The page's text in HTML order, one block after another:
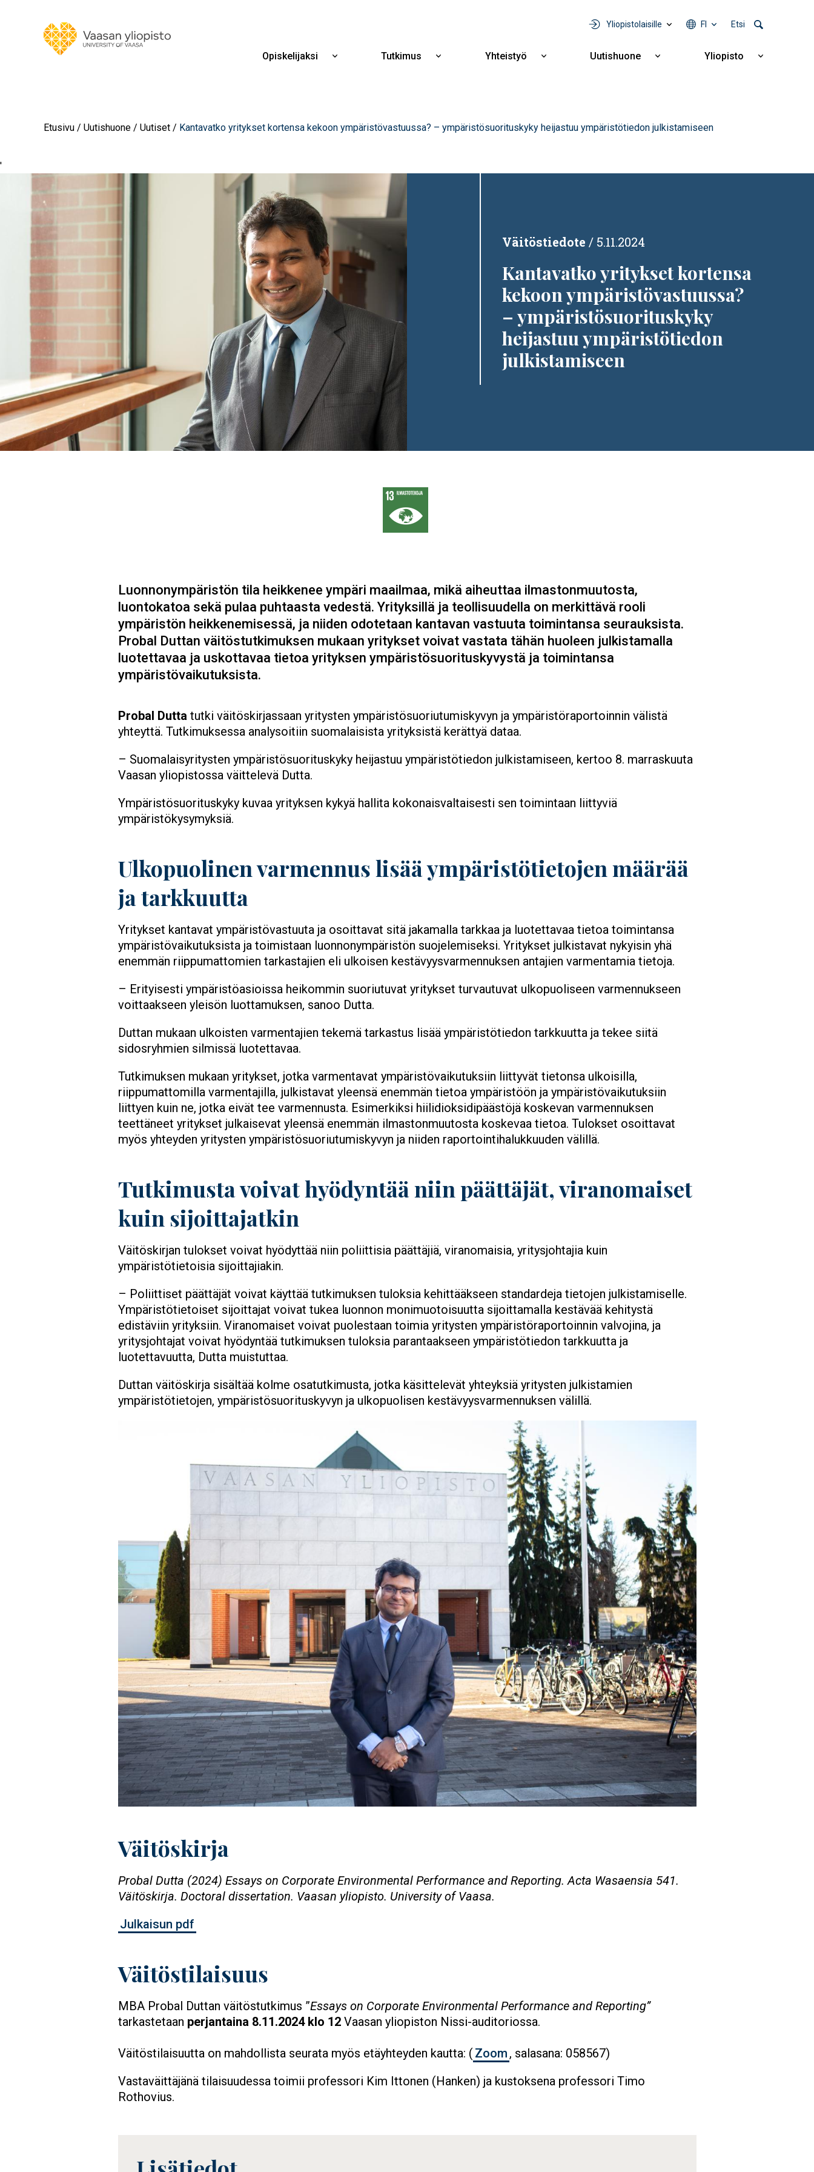
Yliopistolaisille FI Etsi
Opiskelijaksi
Näytä
Tutkimus
Näytä
Yhteistyö
Näytä
Uutishuone
Näytä
Yliopisto
Näytä
Etusivu Uutishuone Uutiset Kantavatko yritykset kortensa kekoon ympäristövastuussa? – ympäristösuorituskyky heijastuu ympäristötiedon julkistamiseen
'
Väitöstiedote 5.11.2024
Kantavatko yritykset kortensa
kekoon ympäristövastuussa?
– ympäristösuorituskyky
heijastuu ympäristötiedon
julkistamiseen
Luonnonympäristön tila heikkenee ympäri maailmaa, mikä aiheuttaa ilmastonmuutosta,
luontokatoa sekä pulaa puhtaasta vedestä. Yrityksillä ja teollisuudella on merkittävä rooli
ympäristön heikkenemisessä, ja niiden odotetaan kantavan vastuuta toimintansa seurauksista.
Probal Duttan väitöstutkimuksen mukaan yritykset voivat vastata tähän huoleen julkistamalla
luotettavaa ja uskottavaa tietoa yrityksen ympäristösuorituskyvystä ja toimintansa
ympäristövaikutuksista.
Probal Dutta tutki väitöskirjassaan yritysten ympäristösuoriutumiskyvyn ja ympäristöraportoinnin välistä
yhteyttä. Tutkimuksessa analysoitiin suomalaisista yrityksistä kerättyä dataa.
– Suomalaisyritysten ympäristösuorituskyky heijastuu ympäristötiedon julkistamiseen, kertoo 8. marraskuuta
Vaasan yliopistossa väittelevä Dutta.
Ympäristösuorituskyky kuvaa yrityksen kykyä hallita kokonaisvaltaisesti sen toimintaan liittyviä
ympäristökysymyksiä.
Ulkopuolinen varmennus lisää ympäristötietojen määrää
ja tarkkuutta
Yritykset kantavat ympäristövastuuta ja osoittavat sitä jakamalla tarkkaa ja luotettavaa tietoa toimintansa
ympäristövaikutuksista ja toimistaan luonnonympäristön suojelemiseksi. Yritykset julkistavat nykyisin yhä
enemmän riippumattomien tarkastajien eli ulkoisen kestävyysvarmennuksen antajien varmentamia tietoja.
– Erityisesti ympäristöasioissa heikommin suoriutuvat yritykset turvautuvat ulkopuoliseen varmennukseen
voittaakseen yleisön luottamuksen, sanoo Dutta.
Duttan mukaan ulkoisten varmentajien tekemä tarkastus lisää ympäristötiedon tarkkuutta ja tekee siitä
sidosryhmien silmissä luotettavaa.
Tutkimuksen mukaan yritykset, jotka varmentavat ympäristövaikutuksiin liittyvät tietonsa ulkoisilla,
riippumattomilla varmentajilla, julkistavat yleensä enemmän tietoa ympäristöön ja ympäristövaikutuksiin
liittyen kuin ne, jotka eivät tee varmennusta. Esimerkiksi hiilidioksidipäästöjä koskevan varmennuksen
teettäneet yritykset julkaisevat yleensä enemmän ilmastonmuutosta koskevaa tietoa. Tulokset osoittavat
myös yhteyden yritysten ympäristösuoriutumiskyvyn ja niiden raportointihalukkuuden välillä.
Tutkimusta voivat hyödyntää niin päättäjät, viranomaiset
kuin sijoittajatkin
Väitöskirjan tulokset voivat hyödyttää niin poliittisia päättäjiä, viranomaisia, yritysjohtajia kuin
ympäristötietoisia sijoittajiakin.
– Poliittiset päättäjät voivat käyttää tutkimuksen tuloksia kehittääkseen standardeja tietojen julkistamiselle.
Ympäristötietoiset sijoittajat voivat tukea luonnon monimuotoisuutta sijoittamalla kestävää kehitystä
edistäviin yrityksiin. Viranomaiset voivat puolestaan toimia yritysten ympäristöraportoinnin valvojina, ja
yritysjohtajat voivat hyödyntää tutkimuksen tuloksia parantaakseen ympäristötiedon tarkkuutta ja
luotettavuutta, Dutta muistuttaa.
Duttan väitöskirja sisältää kolme osatutkimusta, jotka käsittelevät yhteyksiä yritysten julkistamien
ympäristötietojen, ympäristösuorituskyvyn ja ulkopuolisen kestävyysvarmennuksen välillä.
Väitöskirja
Probal Dutta (2024) Essays on Corporate Environmental Performance and Reporting. Acta Wasaensia 541.
Väitöskirja. Doctoral dissertation. Vaasan yliopisto. University of Vaasa.
Julkaisun pdf
Väitöstilaisuus
MBA Probal Duttan väitöstutkimus ”Essays on Corporate Environmental Performance and Reporting”
tarkastetaan perjantaina 8.11.2024 klo 12Vaasan yliopiston Nissi-auditoriossa.
Väitöstilaisuutta on mahdollista seurata myös etäyhteyden kautta: ( Zoom , salasana: 058567)
Vastaväittäjänä tilaisuudessa toimii professori Kim Ittonen (Hanken) ja kustoksena professori Timo
Rothovius.
Tietolaatikko